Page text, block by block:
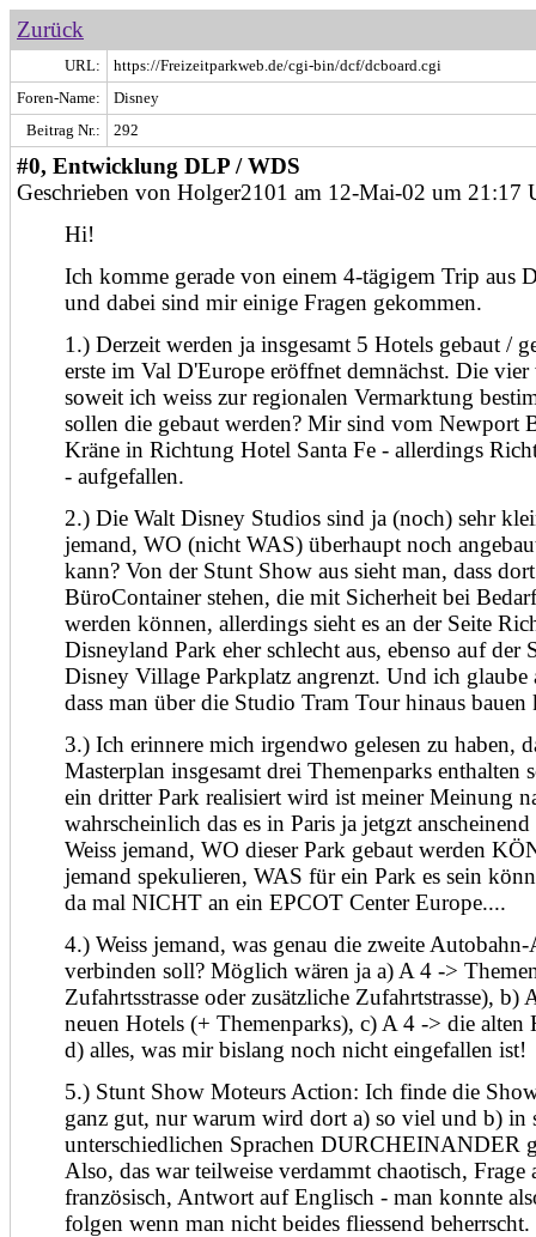
Zurück
URL:
https://Freizeitparkweb.de/cgi-bin/dcf/dcboard.cgi
Foren-Name:
Disney
Beitrag Nr.:
292
#0, Entwicklung DLP / WDS
Geschrieben von Holger2101 am 12-Mai-02 um 21:17
Hi!
Ich komme gerade von einem 4-tägigem Trip aus
und dabei sind mir einige Fragen gekommen.
1.) Derzeit werden ja insgesamt 5 Hotels gebaut /
erste im Val D'Europe eröffnet demnächst. Die vier
soweit ich weiss zur regionalen Vermarktung
sollen die gebaut werden? Mir sind vom Newport
Kräne in Richtung Hotel Santa Fe - allerdings
- aufgefallen.
2.) Die Walt Disney Studios sind ja (noch) sehr
jemand, WO (nicht WAS) überhaupt noch
kann? Von der Stunt Show aus sieht man, dass
BüroContainer stehen, die mit Sicherheit bei
werden können, allerdings sieht es an der Seite
Disneyland Park eher schlecht aus, ebenso auf der
Disney Village Parkplatz angrenzt. Und ich glaube
dass man über die Studio Tram Tour hinaus
3.) Ich erinnere mich irgendwo gelesen zu haben,
Masterplan insgesamt drei Themenparks enthalten
ein dritter Park realisiert wird ist meiner Meinung
wahrscheinlich das es in Paris ja jetgzt
Weiss jemand, WO dieser Park gebaut werden
jemand spekulieren, WAS für ein Park es sein
da mal NICHT an ein EPCOT Center Europe....
4.) Weiss jemand, was genau die zweite
verbinden soll? Möglich wären ja a) A 4 ->
Zufahrtsstrasse oder zusätzliche Zufahrtstrasse), b)
neuen Hotels (+ Themenparks), c) A 4 -> die alten
d) alles, was mir bislang noch nicht eingefallen ist!
5.) Stunt Show Moteurs Action: Ich finde die
ganz gut, nur warum wird dort a) so viel und b) in
unterschiedlichen Sprachen DURCHEINANDER
Also, das war teilweise verdammt chaotisch, Frage
französisch, Antwort auf Englisch - man konnte
folgen wenn man nicht beides fliessend beherrscht.